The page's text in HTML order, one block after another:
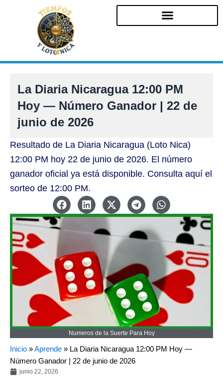
La Diaria Nicaragua 12:00 PM
Hoy — Número Ganador | 22 de
junio de 2026
Resultado de La Diaria Nicaragua (Loto Nica)
12:00 PM hoy 22 de junio de 2026. El número
ganador oficial ya está disponible. Consulta aquí el
sorteo de 12:00 PM.
Numeros de la Suerte Para Hoy
Inicio »Aprende » La Diaria Nicaragua 12:00 PM Hoy —
Número Ganador | 22 de junio de 2026
junio 22, 2026